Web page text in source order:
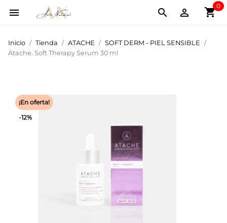
 shopping_cart
0


Inicio Tienda ATACHE
SOFT DERM - PIEL SENSIBLE
Atache. Soft Therapy Serum 30 ml
¡En oferta!
-12%